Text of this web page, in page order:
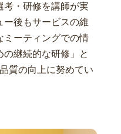
考・研修を講師が実
ー後もサービスの維
ミーティングでの情
継続的な研修」と
質の向上に努めてい